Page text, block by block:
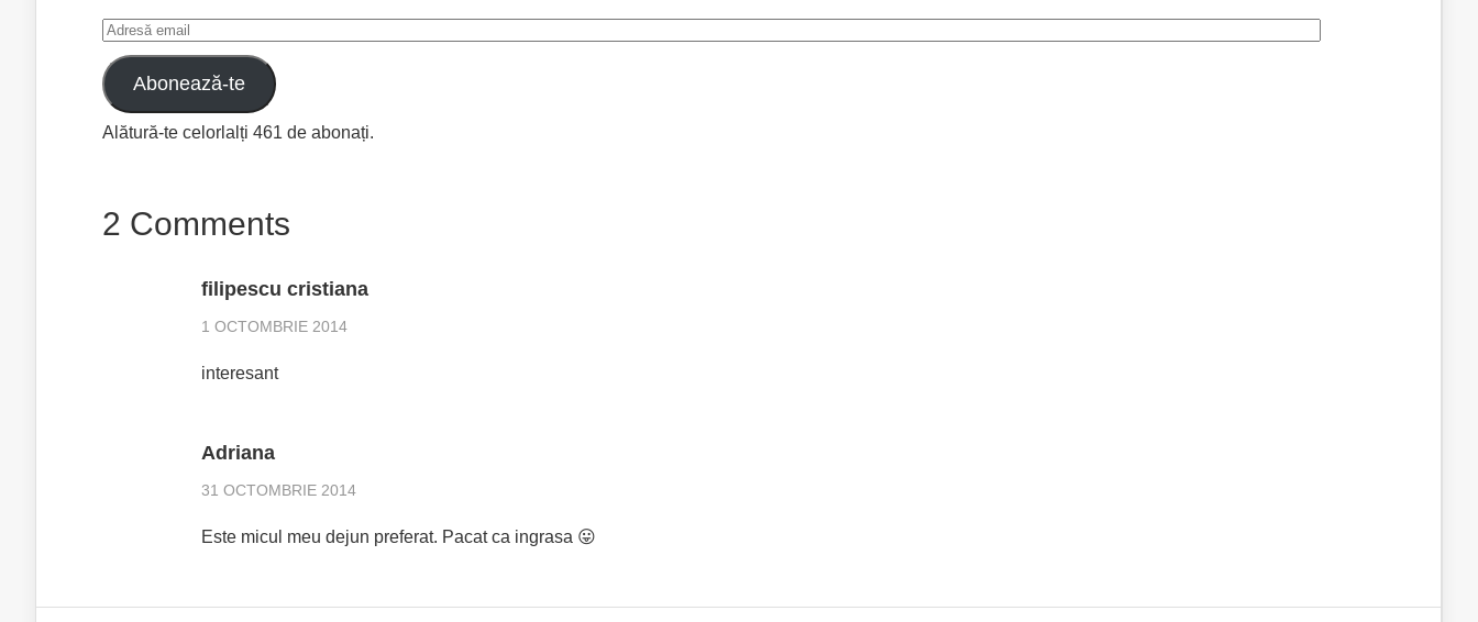
Adresă
email
Abonează-te
Alătură-te celorlalți 461 de abonați.
2 Comments
filipescu cristiana
1 OCTOMBRIE 2014
interesant
Adriana
31 OCTOMBRIE 2014
Este micul meu dejun preferat. Pacat ca ingrasa 😛